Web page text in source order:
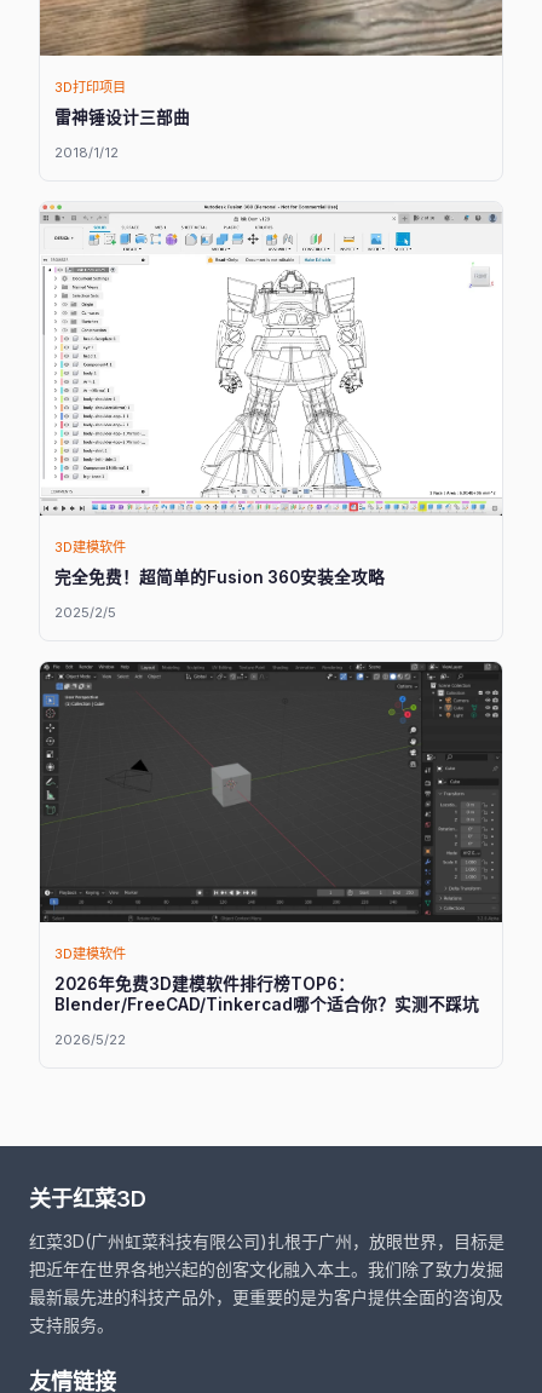
3D打印项目
雷神锤设计三部曲
2018/1/12
3D建模软件
完全免费！超简单的Fusion 360安装全攻略
2025/2/5
3D建模软件
2026年免费3D建模软件排行榜TOP6：
Blender/FreeCAD/Tinkercad哪个适合你？实测不踩坑
2026/5/22
关于红菜3D
红菜3D(广州虹菜科技有限公司)扎根于广州，放眼世界，目标是
把近年在世界各地兴起的创客文化融入本土。我们除了致力发掘
最新最先进的科技产品外，更重要的是为客户提供全面的咨询及
支持服务。
友情链接